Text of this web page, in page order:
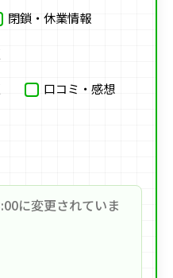
閉鎖・休業情報
口コミ・感想